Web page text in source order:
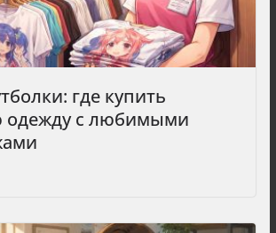
где купить
одежду с любимыми